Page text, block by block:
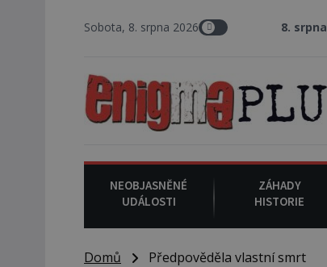
Sobota, 8. srpna 20268. srpna 2008 :
NEOBJASNĚNÉ
UDÁLOSTI
ZÁHADY
HISTORIE
Domů Předpověděla vlastní smrt